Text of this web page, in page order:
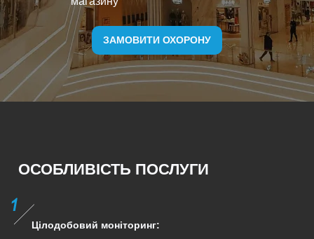
ЗАМОВИТИ ОХОРОНУ
ОСОБЛИВІСТЬ ПОСЛУГИ
Цілодобовий моніторинг: